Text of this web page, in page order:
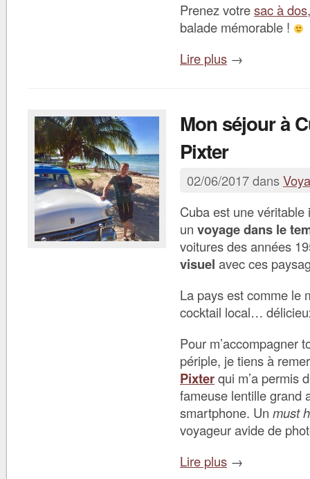
Prenez votresac à dos
balade mémorable !
Lire plus →
Mon séjour à
Pixter
02/06/2017 dans
Cuba est une
un voyage dans le
voitures des années
visuel avec ces
La pays est comme le
cocktail local…
Pour m’accompagner
périple, je tiens à
Pixterqui m’a permis
fameuse lentille grand
smartphone. Un must
voyageur avide de
Lire plus →